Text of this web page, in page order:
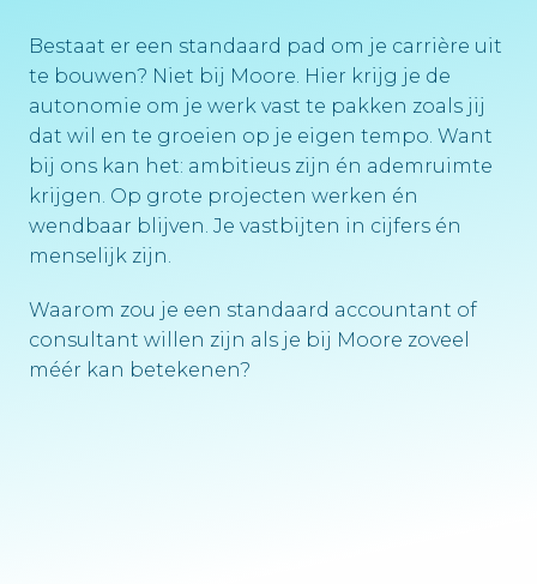
Bestaat er een standaard pad om je carrière uit
te bouwen? Niet bij Moore. Hier krijg je de
autonomie om je werk vast te pakken zoals jij
dat wil en te groeien op je eigen tempo. Want
bij ons kan het: ambitieus zijn én ademruimte
krijgen. Op grote projecten werken én
wendbaar blijven. Je vastbijten in cijfers én
menselijk zijn.
Waarom zou je een standaard accountant of
consultant willen zijn als je bij Moore zoveel
méér kan betekenen?